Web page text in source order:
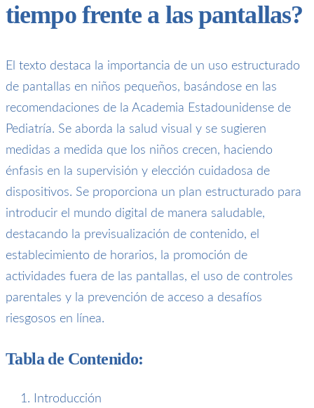
tiempo frente a las pantallas?
El texto destaca la importancia de un uso estructurado
de pantallas en niños pequeños, basándose en las
recomendaciones de la Academia Estadounidense de
Pediatría. Se aborda la salud visual y se sugieren
medidas a medida que los niños crecen, haciendo
énfasis en la supervisión y elección cuidadosa de
dispositivos. Se proporciona un plan estructurado para
introducir el mundo digital de manera saludable,
destacando la previsualización de contenido, el
establecimiento de horarios, la promoción de
actividades fuera de las pantallas, el uso de controles
parentales y la prevención de acceso a desafíos
riesgosos en línea.
Tabla de Contenido:
Introducción